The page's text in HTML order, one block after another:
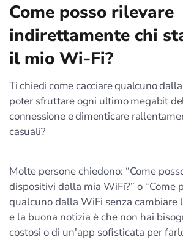
Come posso rilevare
indirettamente chi
il mio Wi-Fi?
Ti chiedi come cacciare qualcuno
poter sfruttare ogni ultimo megabit
connessione e dimenticare
casuali?
Molte persone chiedono: “Come
dispositivi dalla mia WiFi?” o “Come
qualcuno dalla WiFi senza cambiare
e la buona notizia è che non hai
costosi o di un'app sofisticata per